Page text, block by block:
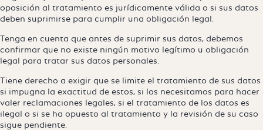
oposición al tratamiento es jurídicamente válida o si sus datos
deben suprimirse para cumplir una obligación legal.
Tenga en cuenta que antes de suprimir sus datos, debemos
confirmar que no existe ningún motivo legítimo u obligación
legal para tratar sus datos personales.
Tiene derecho a exigir que se limite el tratamiento de sus datos
si impugna la exactitud de estos, si los necesitamos para hacer
valer reclamaciones legales, si el tratamiento de los datos es
ilegal o si se ha opuesto al tratamiento y la revisión de su caso
sigue pendiente.